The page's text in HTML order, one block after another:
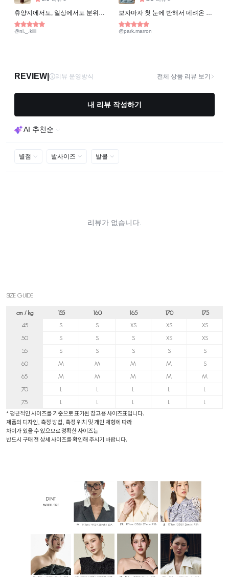
SIZE GUIDE
cm / kg 155 160 165 170
175
45
S S XS XS
XS
50
S S S XS
XS
55
S S S S
S
60
M M M M
S
65
M M M M
M
70
L L L L
L
75
L L L L L
* 평균적인 사이즈를 기준으로 표기된 참고용 사이즈표입니다.
제품의 디자인, 측정 방법, 측정 위치 및 개인 체형에 따라
차이가 있을 수 있으므로 정확한 사이즈는
반드시 구매 전 상세 사이즈를 확인해 주시기 바랍니다.